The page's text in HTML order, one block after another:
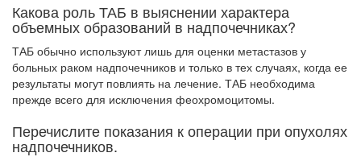
осложнений от...
Закон о праве родителей находиться с детьми в
реанимации внесен в Госдуму
Соответствующий
палату на
Какова роль ТАБ в выяснении характера
объемных образований в надпочечниках?
ТАБ обычно используют лишь для оценки метастазов у
больных раком надпо­чечников и только в тех случаях, когда ее
результаты могут повлиять на лечение. ТАБ необходима
прежде всего для исключения феохромоцитомы.
Перечислите показания к операции при опухолях
надпочечников.